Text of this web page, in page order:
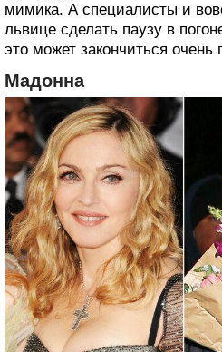
мимика. А специалисты и
львице сделать паузу в
это может закончиться очень
Мадонна